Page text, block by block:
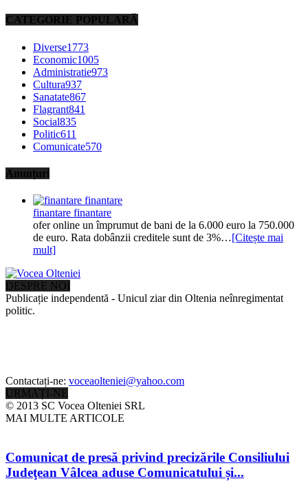
CATEGORIE POPULARĂ
Diverse1773
Economic1005
Administratie973
Cultura937
Sanatate867
Flagrant841
Social835
Politic611
Comunicate570
Anunțuri
finantare finantare
ofer online un împrumut de bani de la 6.000 euro la 750.000
de euro. Rata dobânzii creditele sunt de 3%…[Citește mai
mult]
DESPRE NOI
Publicație independentă - Unicul ziar din Oltenia neînregimentat
politic.
Contactați-ne: voceaolteniei@yahoo.com
URMAȚI-NE
© 2013 SC Vocea Olteniei SRL
MAI MULTE ARTICOLE
Comunicat de presă privind precizările Consiliului
Judeţean Vâlcea aduse Comunicatului și...